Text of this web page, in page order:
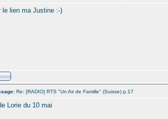
le lien ma Justine :-)
Re: [RADIO] RTS "Un Air de Famille" (Suisse) p.17
Lorie du 10 mai